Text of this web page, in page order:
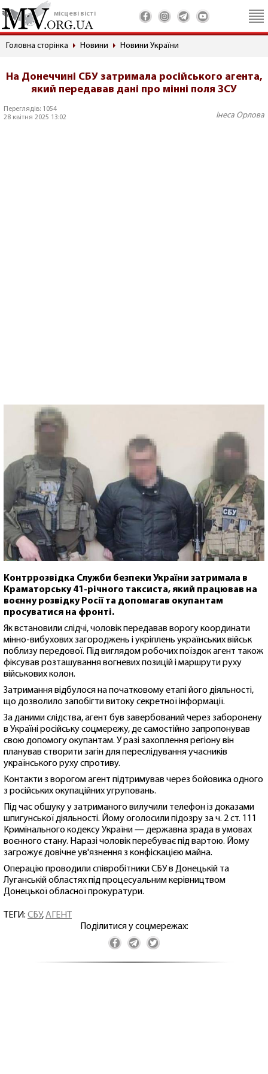
місцеві вісті
Головна сторінка Новини Новини України
На Донеччині СБУ затримала російського агента,
який передавав дані про мінні поля ЗСУ
Переглядів: 1054
28 квітня 2025 13:02
Інеса Орлова
Контррозвідка Служби безпеки України затримала в
Краматорську 41-річного таксиста, який працював на
воєнну розвідку Росії та допомагав окупантам
просуватися на фронті.
Як встановили слідчі, чоловік передавав ворогу координати
мінно-вибухових загороджень і укріплень українських військ
поблизу передової. Під виглядом робочих поїздок агент також
фіксував розташування вогневих позицій і маршрути руху
військових колон.
Затримання відбулося на початковому етапі його діяльності,
що дозволило запобігти витоку секретної інформації.
За даними слідства, агент був завербований через заборонену
в Україні російську соцмережу, де самостійно запропонував
свою допомогу окупантам. У разі захоплення регіону він
планував створити загін для переслідування учасників
українського руху спротиву.
Контакти з ворогом агент підтримував через бойовика одного
з російських окупаційних угруповань.
Під час обшуку у затриманого вилучили телефон із доказами
шпигунської діяльності. Йому оголосили підозру за ч. 2 ст. 111
Кримінального кодексу України — державна зрада в умовах
воєнного стану. Наразі чоловік перебуває під вартою. Йому
загрожує довічне ув'язнення з конфіскацією майна.
Операцію проводили співробітники СБУ в Донецькій та
Луганській областях під процесуальним керівництвом
Донецької обласної прокуратури.
ТЕГИ: СБУ,АГЕНТ
Поділитися у соцмережах: